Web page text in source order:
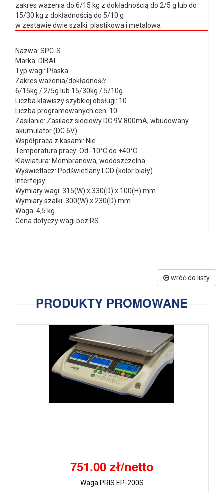
zakres ważenia do 6/15 kg z dokładnością do 2/5 g lub do
15/30 kg z dokładnością do 5/10 g
w zestawie dwie szalki: plastikowa i metalowa
Nazwa: SPC-S
Marka: DIBAL
Typ wagi: Płaska
Zakres ważenia/dokładność:
6/15kg / 2/5g lub 15/30kg / 5/10g
Liczba klawiszy szybkiej obsługi: 10
Liczba programowanych cen: 10
Zasilanie: Zasilacz sieciowy DC 9V 800mA, wbudowany
akumulator (DC 6V)
Współpraca z kasami: Nie
Temperatura pracy: Od -10°C do +40°C
Klawiatura: Membranowa, wodoszczelna
Wyświetlacz: Podświetlany LCD (kolor biały)
Interfejsy: -
Wymiary wagi: 315(W) x 330(D) x 100(H) mm
Wymiary szalki: 300(W) x 230(D) mm
Waga: 4,5 kg
Cena dotyczy wagi bez RS
wróć do listy
PRODUKTY PROMOWANE
751.00 zł/netto
Waga PRIS EP-200S